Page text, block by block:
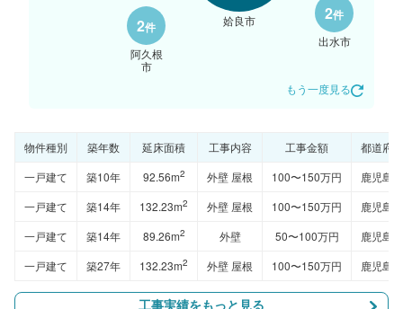
姶良市
2件
阿久根
市
2件
出水市
もう一度見る
物件種別 築年数 延床面積 工事内容 工事金額
都道府県
一戸建て
築10年 92.56m2 外壁 屋根 100〜150万円
鹿児島県
一戸建て
築14年 132.23m2 外壁 屋根 100〜150万円
鹿児島県
一戸建て
築14年 89.26m2 外壁 50〜100万円
鹿児島県
一戸建て
築27年 132.23m2 外壁 屋根 100〜150万円 鹿児島県
工事実績をもっと見る